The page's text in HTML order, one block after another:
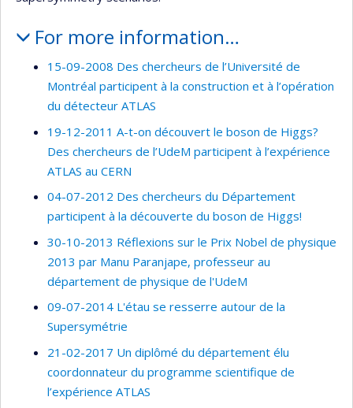
For more information…
15-09-2008 Des chercheurs de l’Université de
Montréal participent à la construction et à l’opération
du détecteur ATLAS
19-12-2011 A-t-on découvert le boson de Higgs?
Des chercheurs de l’UdeM participent à l’expérience
ATLAS au CERN
04-07-2012 Des chercheurs du Département
participent à la découverte du boson de Higgs!
30-10-2013 Réflexions sur le Prix Nobel de physique
2013 par Manu Paranjape, professeur au
département de physique de l'UdeM
09-07-2014 L'étau se resserre autour de la
Supersymétrie
21-02-2017 Un diplômé du département élu
coordonnateur du programme scientifique de
l’expérience ATLAS